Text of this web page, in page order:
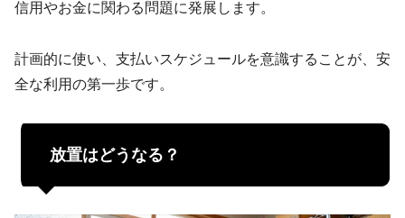
信用やお金に関わる問題に発展します。
計画的に使い、支払いスケジュールを意識することが、安
全な利用の第一歩です。
放置はどうなる？